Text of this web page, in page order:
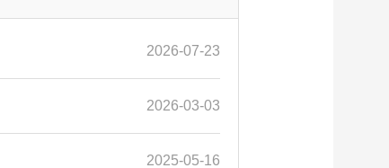
2026-07-23
2026-03-03
2025-05-16